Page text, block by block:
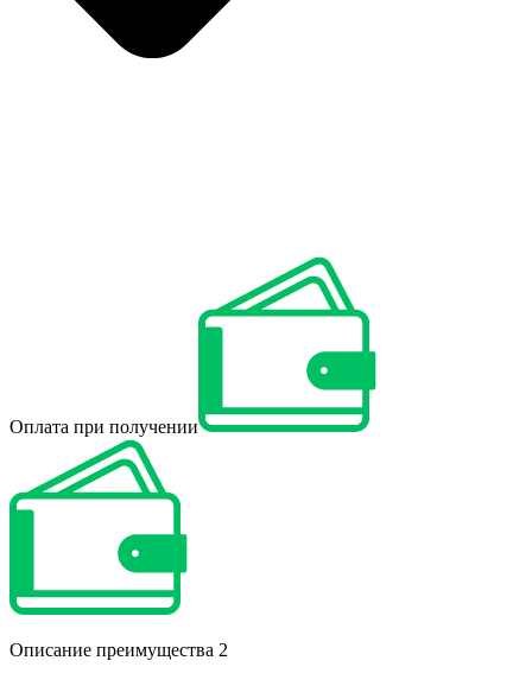
Оплата при получении
Описание преимущества 2